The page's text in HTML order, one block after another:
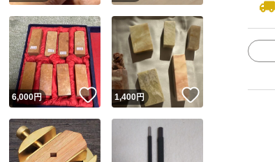
いいね！
6,000円 いいね！
1,400円